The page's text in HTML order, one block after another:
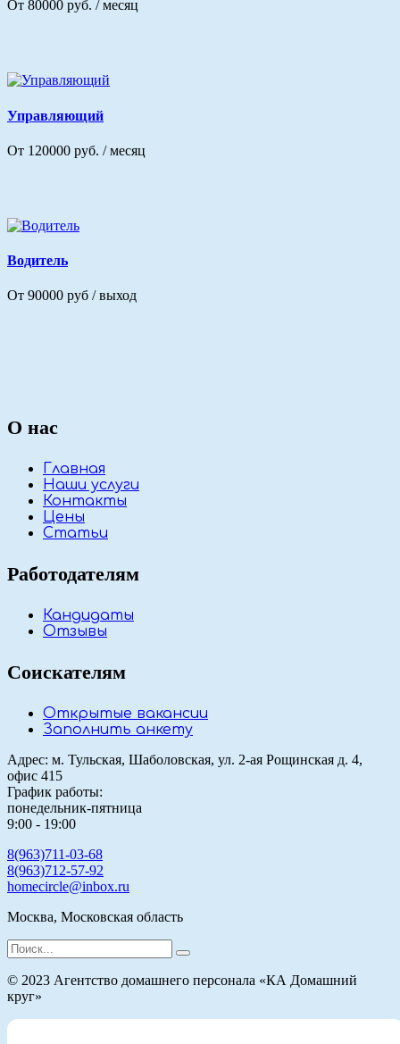
От 80000 руб. / месяц
Управляющий
От 120000 руб. / месяц
Водитель
От 90000 руб / выход
О нас
Главная
Наши услуги
Контакты
Цены
Статьи
Работодателям
Кандидаты
Отзывы
Соискателям
Открытые вакансии
Заполнить анкету
Адрес: м. Тульская, Шаболовская, ул. 2-ая Рощинская д. 4,
офис 415
График работы:
понедельник-пятница
9:00 - 19:00
8(963)711-03-68
8(963)712-57-92
homecircle@inbox.ru
Москва, Московская область
Search
for:
© 2023 Агентство домашнего персонала «КА Домашний
круг»